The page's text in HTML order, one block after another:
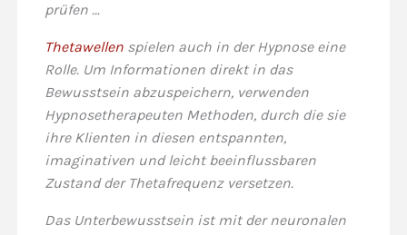
prüfen …
Thetawellenspielen auch in der Hypnose eine
Rolle. Um Informationen direkt in das
Bewusstsein abzuspeichern, verwenden
Hypnosetherapeuten Methoden, durch die sie
ihre Klienten in diesen entspannten,
imaginativen und leicht beeinflussbaren
Zustand der Thetafrequenz versetzen.
Das Unterbewusstsein ist mit der neuronalen